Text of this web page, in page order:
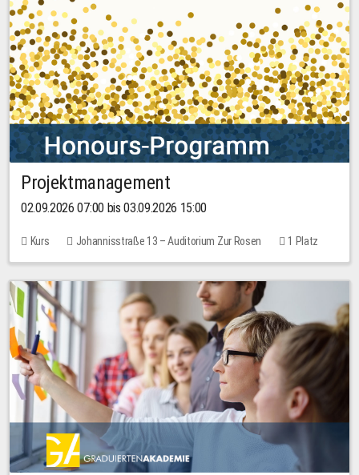
Projektmanagement
02.09.2026 07:00 bis 03.09.2026 15:00
Kurs Johannisstraße 13 – Auditorium Zur Rosen 1 Platz